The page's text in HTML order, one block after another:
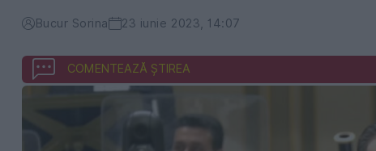
Bucur Sorina 23 iunie 2023, 14:07
COMENTEAZĂ ȘTIREA